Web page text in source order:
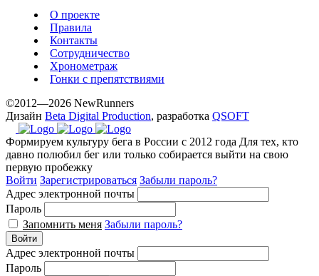
prices.
О проекте
Правила
Контакты
Сотрудничество
Хронометраж
Гонки с препятствиями
©2012—2026 NewRunners
Дизайн Beta Digital Production, разработка QSOFT
Формируем культуру бега в России с 2012 года Для тех, кто
давно полюбил бег или только собирается выйти на свою
первую пробежку
Войти Зарегистрироваться Забыли пароль?
Адрес электронной почты
Пароль
Запомнить меня Забыли пароль?
Войти
Адрес электронной почты
Пароль